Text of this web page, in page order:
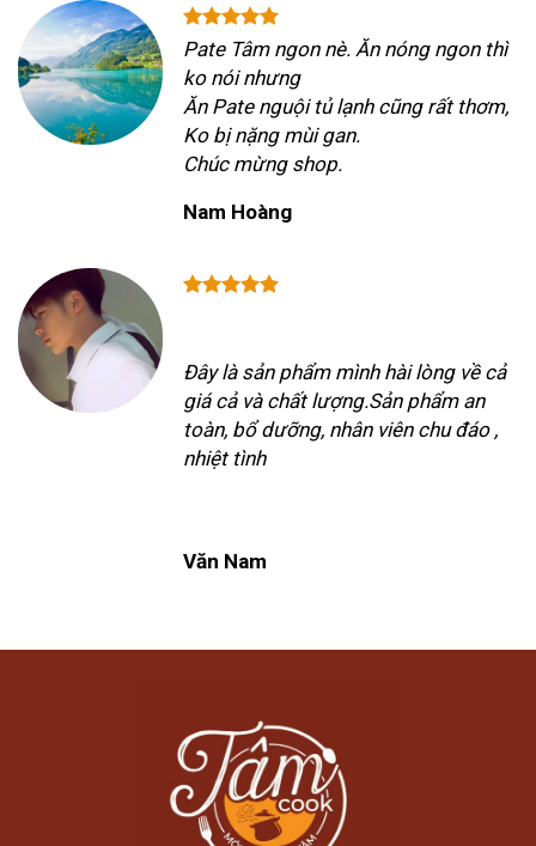
Pate Tâm ngon nè. Ăn nóng ngon thì
ko nói nhưng
Ăn Pate nguội tủ lạnh cũng rất thơm,
Ko bị nặng mùi gan.
Chúc mừng shop.
Nam Hoàng
Đây là sản phẩm mình hài lòng về cả
giá cả và chất lượng.Sản phẩm an
toàn, bổ dưỡng, nhân viên chu đáo ,
nhiệt tình
Văn Nam